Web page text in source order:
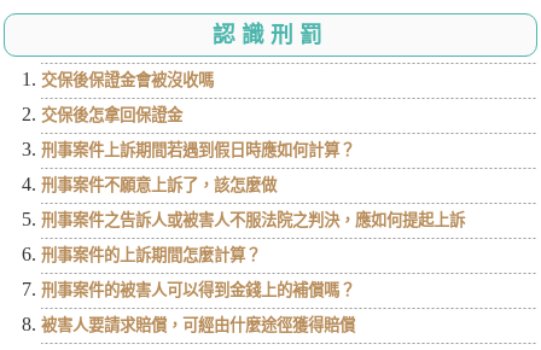
認識刑罰
交保後保證金會被沒收嗎
交保後怎拿回保證金
刑事案件上訴期間若遇到假日時應如何計算？
刑事案件不願意上訴了，該怎麼做
刑事案件之告訴人或被害人不服法院之判決，應如何提起上訴
刑事案件的上訴期間怎麼計算？
刑事案件的被害人可以得到金錢上的補償嗎？
被害人要請求賠償，可經由什麼途徑獲得賠償